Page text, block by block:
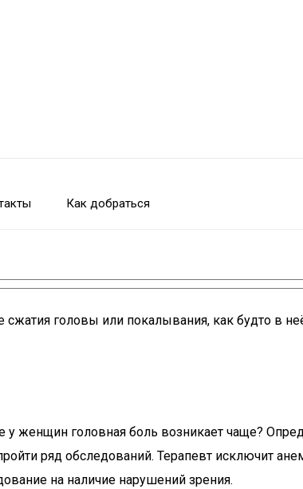
Как добраться
головы или покалывания, как будто в
женщин головная боль возникает чаще?
ряд обследований. Терапевт исключит
на наличие нарушений зрения.